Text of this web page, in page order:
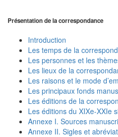
Présentation de la correspondance
Introduction
Les temps de la
Les personnes et les
Les lieux de la
Les raisons et le mode
Les principaux fonds
Les éditions de la
Les éditions du XIXe-XXIe
Annexe I. Sources
Annexe II. Sigles et